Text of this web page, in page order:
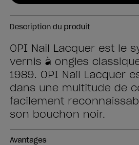
Description du produit
OPI Nail Lacquer est le
vernis à ongles
1989. OPI Nail Lacquer
dans une multitude de
facilement
son bouchon noir.
Avantages